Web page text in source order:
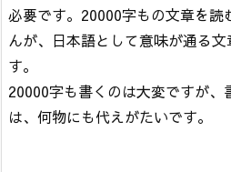
必要です。20000字もの文章を読
んが、日本語として意味が通る
す。
20000字も書くのは大変ですが、
は、何物にも代えがたいです。